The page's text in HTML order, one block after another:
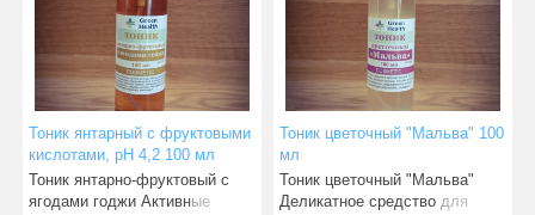
Тоник янтарный с фруктовыми
кислотами, pH 4,2 100 мл
Тоник янтарно-фруктовый с
ягодами годжи Активные
Тоник цветочный "Мальва" 100
мл
Тоник цветочный "Мальва"
Деликатное средство для